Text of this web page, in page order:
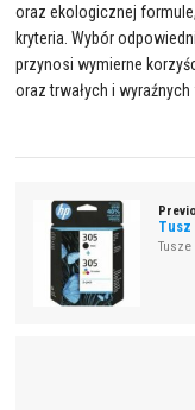
oraz ekologicznej
kryteria. Wybór
przynosi wymierne
oraz trwałych i wyraźnych
Tusz